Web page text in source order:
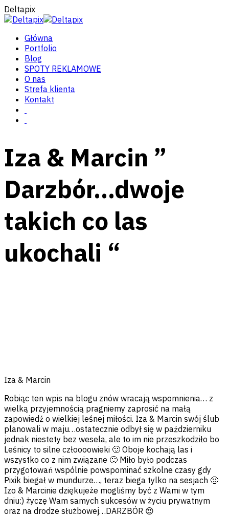
Deltapix
Główna
Portfolio
Blog
SPOTY REKLAMOWE
O nas
Strefa klienta
Kontakt
Iza & Marcin ”
Darzbór…dwoje
takich co las
ukochali “
Email
Iza & Marcin
Robiąc ten wpis na blogu znów wracają wspomnienia… z
wielką przyjemnością pragniemy zaprosić na małą
zapowiedź o wielkiej leśnej miłości. Iza & Marcin swój ślub
planowali w maju…ostatecznie odbył się w październiku
jednak niestety bez wesela, ale to im nie przeszkodziło bo
Leśnicy to silne człoooowieki 🙂 Oboje kochają las i
wszystko co z nim związane 🙂 Miło było podczas
przygotowań wspólnie powspominać szkolne czasy gdy
Pixik biegał w mundurze…, teraz biega tylko na sesjach 🙂
Izo & Marcinie dziękujeże mogliśmy być z Wami w tym
dniu:) życzę Wam samych sukcesów w życiu prywatnym
oraz na drodze służbowej…DARZBÓR 😍